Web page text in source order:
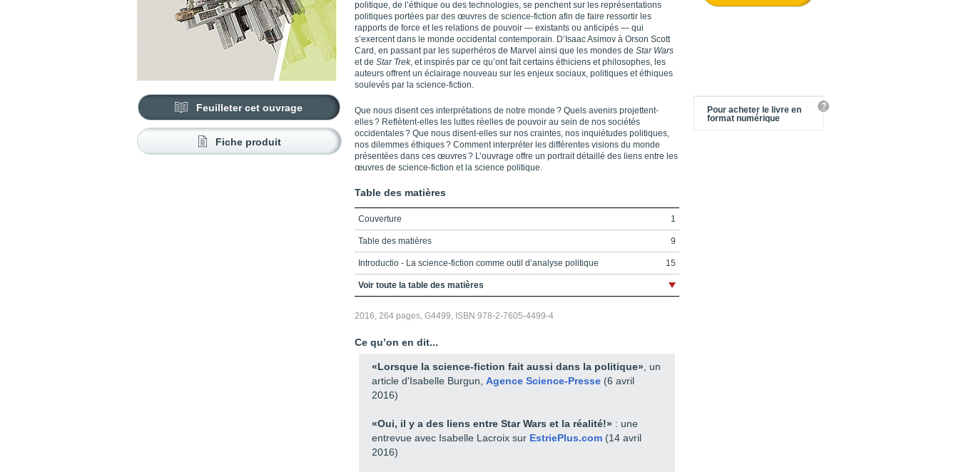
Feuilleter cet ouvrage
Fiche produit
politique, de l’éthique ou des technologies, se penchent sur les représentations
politiques portées par des œuvres de science-fiction afin de faire ressortir les
rapports de force et les relations de pouvoir — existants ou anticipés — qui
s’exercent dans le monde occidental contemporain. D’Isaac Asimov à Orson Scott
Card, en passant par les superhéros de Marvel ainsi que les mondes de Star Wars
et de Star Trek, et inspirés par ce qu’ont fait certains éthiciens et philosophes, les
auteurs offrent un éclairage nouveau sur les enjeux sociaux, politiques et éthiques
soulevés par la science-fiction.
Que nous disent ces interprétations de notre monde ? Quels avenirs projettent-
elles ? Reflètent-elles les luttes réelles de pouvoir au sein de nos sociétés
occidentales ? Que nous disent-elles sur nos craintes, nos inquiétudes politiques,
nos dilemmes éthiques ? Comment interpréter les différentes visions du monde
présentées dans ces œuvres ? L’ouvrage offre un portrait détaillé des liens entre les
œuvres de science-fiction et la science politique.
Table des matières
Couverture 1
Table des matières 9
Introductio - La science-fiction comme outil d’analyse politique 15
PARTIE 1 / Les fondements politiques 25
paradigmatique de la science-fiction dans l’observation des régimes
Chapitre 2 / Un retour à l’état de nature pour l’être humain du futur ? :
Interstellaire
Chapitre 3 / L’anthropologie humaine dans la science-fiction : une
approche libérale
Partie 2 / Les représentations politiques et les institutions démocratiques
Chapitre 4 / L’univers de Star Wars : une démonstration de la fragilité de
la démocratie
Voir toute la table des matières
2016, 264 pages, G4499, ISBN 978-2-7605-4499-4
Ce qu’on en dit...
«Lorsque la science-fiction fait aussi dans la politique» , un
article d'Isabelle Burgun, Agence Science-Presse (6 avril
2016)
«Oui, il y a des liens entre Star Wars et la réalité!» : une
entrevue avec Isabelle Lacroix sur EstriePlus.com (14 avril
2016)
Pour acheter le livre en
format numérique
?